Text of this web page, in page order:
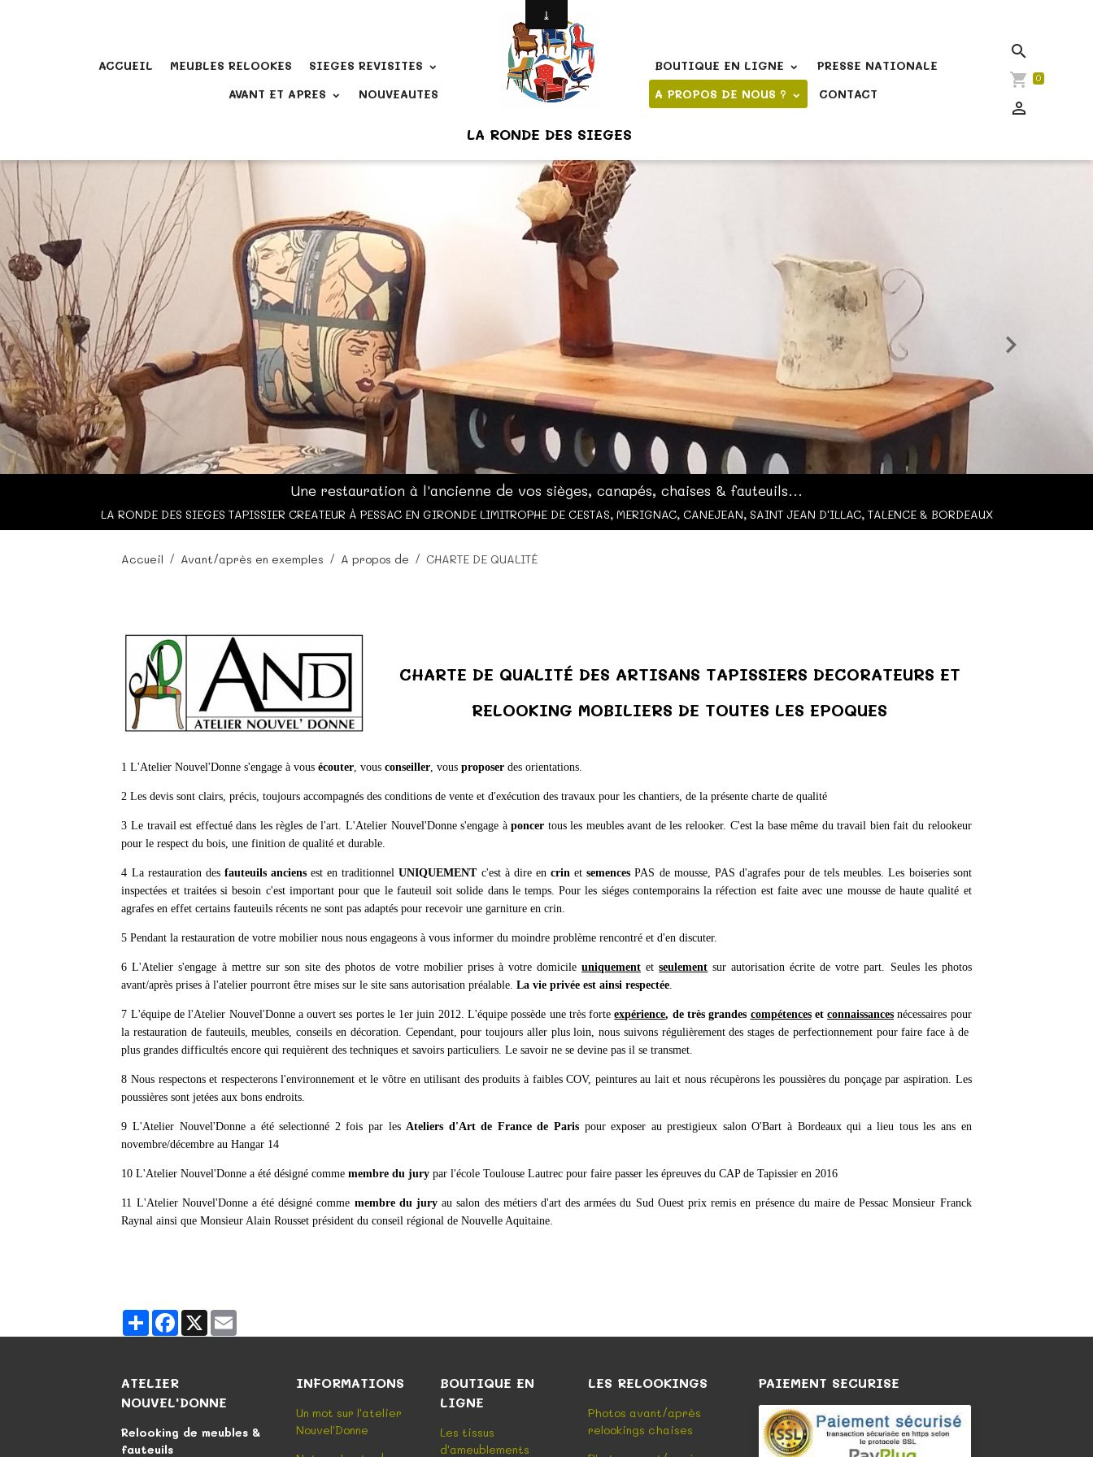
ACCUEIL MEUBLES RELOOKES
SIEGES REVISITES
AVANT ET APRES
NOUVEAUTES
LA RONDE DES SIEGES
BOUTIQUE EN LIGNE
PRESSE NATIONALE
A PROPOS DE NOUS ?
CONTACT
0
Une restauration à l'ancienne de vos sièges, canapés, chaises & fauteuils...
LA RONDE DES SIEGES TAPISSIER CREATEUR À PESSAC EN GIRONDE LIMITROPHE DE CESTAS, MERIGNAC, CANEJEAN, SAINT JEAN D'ILLAC, TALENCE & BORDEAUX
Accueil Avant/après en exemples A propos de CHARTE DE QUALITÉ
CHARTE DE QUALITÉ DES ARTISANS TAPISSIERS DECORATEURS ET
RELOOKING MOBILIERS DE TOUTES LES EPOQUES
1 L'Atelier Nouvel'Donne s'engage à vousécouter , vousconseiller , vousproposer des orientations.
2 Les devis sont clairs, précis, toujours accompagnés des conditions de vente et d'exécution des travaux pour les chantiers, de la présente charte de qualité
3 Le travail est effectué dans les règles de l'art. L'Atelier Nouvel'Donne s'engage àponcer tous les meubles avant de les relooker. C'est la base même du travail bien fait du relookeur
pour le respect du bois, une finition de qualité et durable.
4 La restauration des fauteuils anciens est en traditionnelUNIQUEMENT c'est à dire encrinetsemences PAS de mousse, PAS d'agrafes pour de tels meubles. Les boiseries sont
inspectées et traitées si besoin c'est important pour que le fauteuil soit solide dans le temps. Pour les siéges contemporains la réfection est faite avec une mousse de haute qualité et
agrafes en effet certains fauteuils récents ne sont pas adaptés pour recevoir une garniture en crin.
5 Pendant la restauration de votre mobilier nous nous engageons à vous informer du moindre problème rencontré et d'en discuter.
6 L'Atelier s'engage à mettre sur son site des photos de votre mobilier prises à votre domicileuniquement etseulement sur autorisation écrite de votre part. Seules les photos
avant/après prises à l'atelier pourront être mises sur le site sans autorisation préalable.La vie privée est ainsi respectée
7 L'équipe de l'Atelier Nouvel'Donne a ouvert ses portes le 1er juin 2012. L'équipe possède une très forteexpérience, de très grandes compétencesetconnaissances nécessaires pour
la restauration de fauteuils, meubles, conseils en décoration. Cependant, pour toujours aller plus loin, nous suivons régulièrement des stages de perfectionnement pour faire face à de
plus grandes difficultés encore qui requièrent des techniques et savoirs particuliers. Le savoir ne se devine pas il se transmet.
8 Nous respectons et respecterons l'environnement et le vôtre en utilisant des produits à faibles COV, peintures au lait et nous récupèrons les poussières du ponçage par aspiration. Les
poussières sont jetées aux bons endroits.
9 L'Atelier Nouvel'Donne a été selectionné 2 fois par les Ateliers d'Art de France de Paris pour exposer au prestigieux salon O'Bart à Bordeaux qui a lieu tous les ans en
novembre/décembre au Hangar 14
10 L'Atelier Nouvel'Donne a été désigné commemembre du jury par l'école Toulouse Lautrec pour faire passer les épreuves du CAP de Tapissier en 2016
11 L'Atelier Nouvel'Donne a été désigné comme membre du jury au salon des métiers d'art des armées du Sud Ouest prix remis en présence du maire de Pessac Monsieur Franck
Raynal ainsi que Monsieur Alain Rousset président du conseil régional de Nouvelle Aquitaine.
PartagerFacebook
X
ATELIER
NOUVEL'DONNE
Relooking de meubles &
fauteuils
INFORMATIONS
Un mot sur l'atelier
Nouvel'Donne
BOUTIQUE EN
LIGNE
Les tissus
d'ameublements
LES RELOOKINGS
Photos avant/après
relookings chaises
PAIEMENT SECURISE